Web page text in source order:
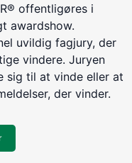
offentligøres i
awardshow.
uvildig fagjury, der
vindere. Juryen
sig til at vinde eller at
der vinder.